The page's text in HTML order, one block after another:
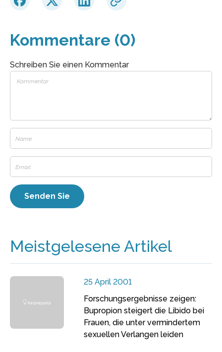
Kommentare (0)
Schreiben Sie einen Kommentar
Meistgelesene Artikel
25 April 2001
Forschungsergebnisse zeigen:
Bupropion steigert die Libido bei
Frauen, die unter vermindertem
sexuellen Verlangen leiden